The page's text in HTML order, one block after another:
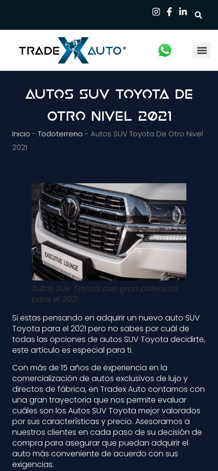
Autos SUV Toyota De
Otro Nivel 2021
Inicio - Todoterreno - Autos SUV Toyota De Otro Nivel
2021
Autos SUV Toyota con gran potencial
para el 2021
Si estas pensando en adquirir un nuevo auto SUV
Toyota para el 2021 pero no sabes por cuál de
todas las opciones de autos SUV Toyota decidirte,
este artículo es especial para ti.
Con más de 15 años de experiencia en la
comercialización de autos exclusivos de lujo y
directos de fábrica, en Tradex Auto contamos con
una gran trayectoria que nos permite evaluar
cuáles son los Autos SUV Toyota mejor valorados
por sus características y precio. Asesoramos a
nuestros clientes en cada paso de su decisión de
compra para asegurar que puedan adquirir el
auto más conveniente de acuerdo con sus
exigencias.